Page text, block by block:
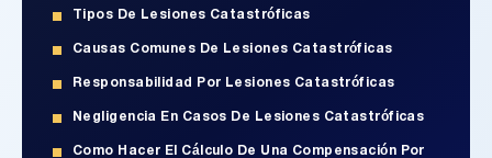
Tipos De Lesiones Catastróficas
Causas Comunes De Lesiones Catastróficas
Responsabilidad Por Lesiones Catastróficas
Negligencia En Casos De Lesiones Catastróficas
Como Hacer El Cálculo De Una Compensación Por